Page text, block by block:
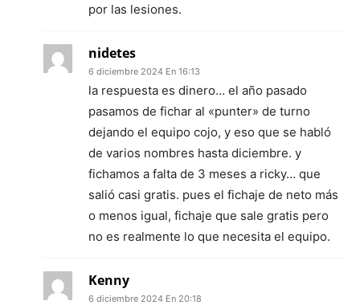
por las lesiones.
nidetes
6 diciembre 2024 En 16:13
la respuesta es dinero… el año pasado
pasamos de fichar al «punter» de turno
dejando el equipo cojo, y eso que se habló
de varios nombres hasta diciembre. y
fichamos a falta de 3 meses a ricky… que
salió casi gratis. pues el fichaje de neto más
o menos igual, fichaje que sale gratis pero
no es realmente lo que necesita el equipo.
Kenny
6 diciembre 2024 En 20:18